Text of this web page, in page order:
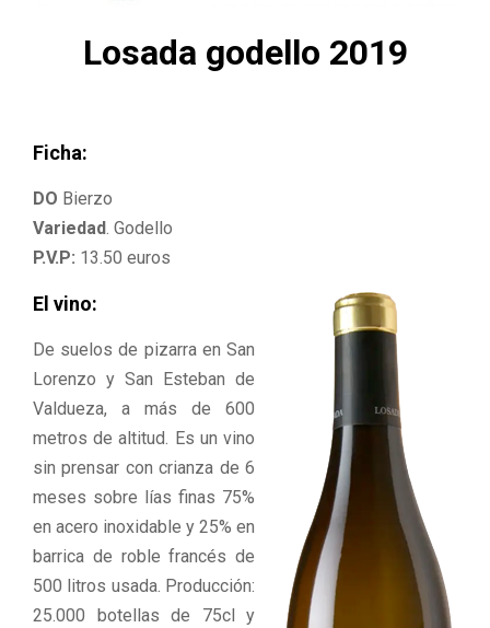
Losada godello 2019
Ficha:
DO Bierzo
Variedad. Godello
P.V.P: 13.50 euros
El vino:
De suelos de pizarra en San
Lorenzo y San Esteban de
Valdueza, a más de 600
metros de altitud. Es un vino
sin prensar con crianza de 6
meses sobre lías finas 75%
en acero inoxidable y 25% en
barrica de roble francés de
500 litros usada. Producción:
25.000 botellas de 75cl y